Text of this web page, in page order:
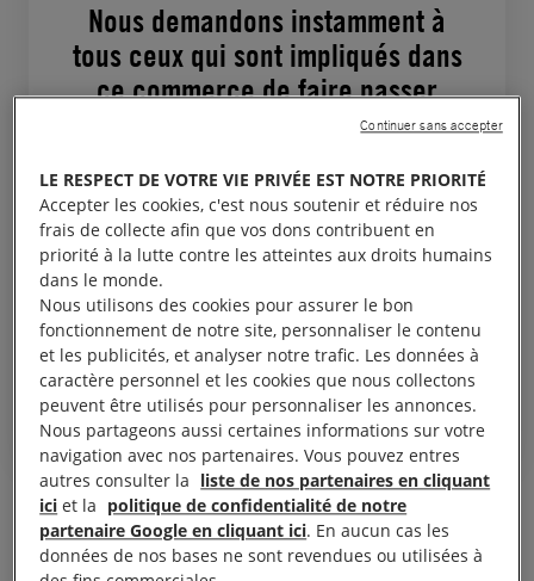
Nous demandons instamment à
tous ceux qui sont impliqués dans
ce commerce de faire passer
l’humain avant les profits et de
qui favorise de telles atrocités. Il
faut que d’autres États instaurent
ou renforcent les contrôles pour
empêcher ces
approvisionnements.
Hanna Hindstrom, conseillère chez Global Witness, qui a aidé à
mener les recherches
LE RESPECT DE VOTRE VIE PRIVÉE EST NOTRE PRIORITÉ
Accepter les cookies, c'est nous soutenir et réduire nos
frais de collecte afin que vos dons contribuent en
priorité à la lutte contre les atteintes aux droits humains
dans le monde.
Nous utilisons des cookies pour assurer le bon
fonctionnement de notre site, personnaliser le contenu
et les publicités, et analyser notre trafic. Les données à
caractère personnel et les cookies que nous collectons
peuvent être utilisés pour personnaliser les annonces.
Nous partageons aussi certaines informations sur votre
navigation avec nos partenaires. Vous pouvez entres
autres consulter la liste de nos partenaires en cliquant
ici et la politique de confidentialité de notre
partenaire Google en cliquant ici. En aucun cas les
données de nos bases ne sont revendues ou utilisées à
Continuer sans accepter